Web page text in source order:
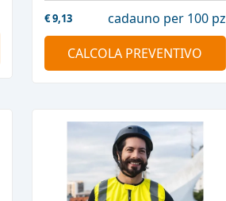
€9,13
cadauno per 100 pz
CALCOLA PREVENTIVO